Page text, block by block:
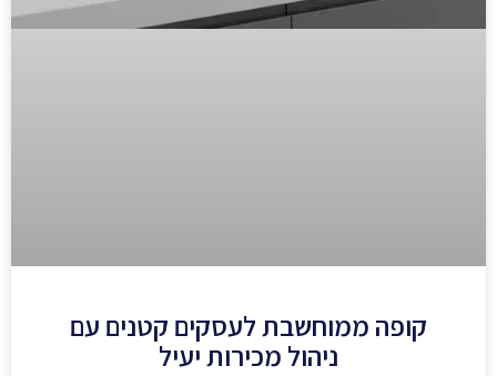
קופה ממוחשבת לעסקים קטנים עם
ניהול מכירות יעיל